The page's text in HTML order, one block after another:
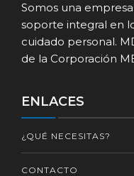
Somos una
soporte integral en
cuidado personal.
de la Corporación
ENLACES
¿QUÉ NECESITAS?
CONTACTO